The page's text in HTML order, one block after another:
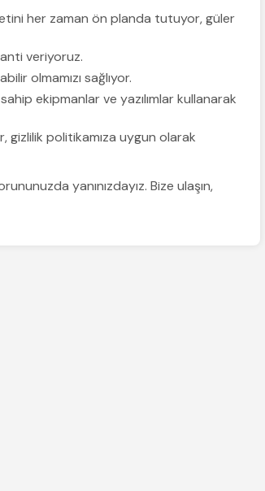
her zaman ön planda tutuyor, güler
veriyoruz.
olmamızı sağlıyor.
ekipmanlar ve yazılımlar kullanarak
gizlilik politikamıza uygun olarak
yanınızdayız. Bize ulaşın,